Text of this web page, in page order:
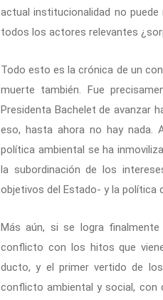
actual institucionalidad no
todos los actores relevantes
Todo esto es la crónica de un
muerte también. Fue
Presidenta Bachelet de avanzar
eso, hasta ahora no hay nada.
política ambiental se ha
la subordinación de los
objetivos del Estado- y la política
Más aún, si se logra
conflicto con los hitos que
ducto, y el primer vertido de
conflicto ambiental y social, con